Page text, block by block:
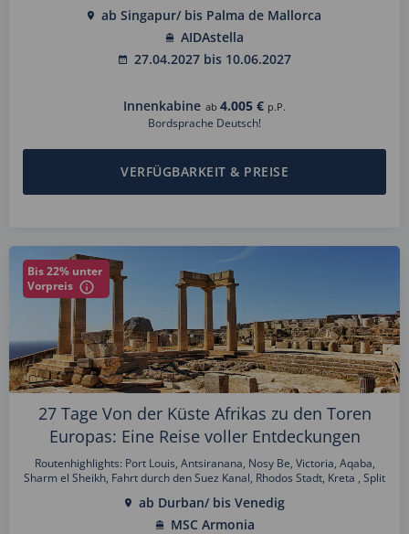
ab Singapur/ bis Palma de Mallorca
AIDAstella
27.04.2027 bis 10.06.2027
Innenkabine ab 4.005 € p.P.
Bordsprache Deutsch!
VERFÜGBARKEIT & PREISE
Bis 22% unter
Vorpreis
27 Tage Von der Küste Afrikas zu den Toren
Europas: Eine Reise voller Entdeckungen
Routenhighlights: Port Louis, Antsiranana, Nosy Be, Victoria, Aqaba,
Sharm el Sheikh, Fahrt durch den Suez Kanal, Rhodos Stadt, Kreta , Split
ab Durban/ bis Venedig
MSC Armonia